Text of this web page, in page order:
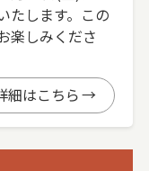
たします。この
楽しみくださ
細はこちら